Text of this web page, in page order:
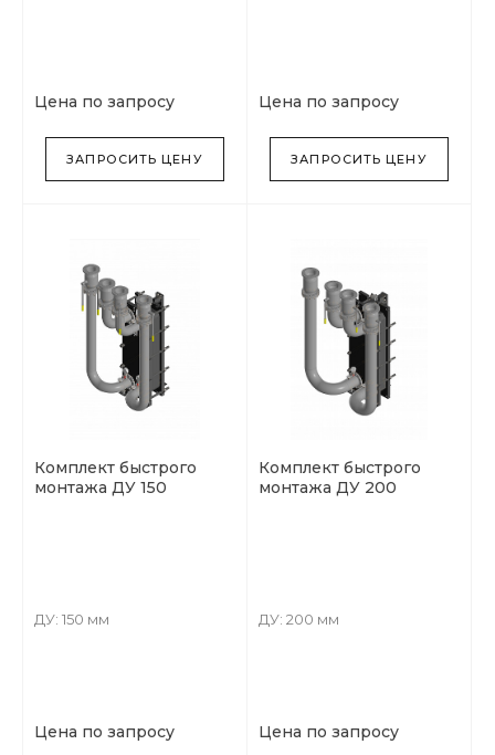
Цена по запросу
ЗАПРОСИТЬ ЦЕНУ
Цена по запросу
ЗАПРОСИТЬ ЦЕНУ
Комплект быстрого
монтажа ДУ 150
ДУ: 150 мм
Цена по запросу
Комплект быстрого
монтажа ДУ 200
ДУ: 200 мм
Цена по запросу